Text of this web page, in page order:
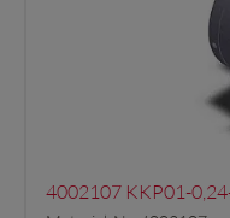
4002107 KKP01-